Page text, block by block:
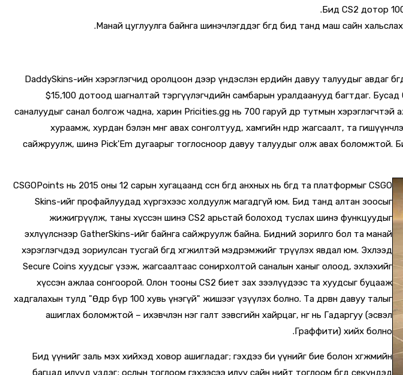
Бид CS2 дотор
Манай цуглуулга байнга шинэчлэгддэг бөгөөд бид танд маш сайн
DaddySkins-ийн хэрэглэгчид оролцоон дээр үндэслэн ердийн давуу талуудыг авдаг
$15,100 дотоод шагналтай тэргүүлэгчдийн самбарын уралдаанууд багтдаг. Бусад
саналуудыг санал болгож чадна, харин Pricities.gg нь 700 гаруй өдөр тутмын
хураамж, хурдан бэлэн мөнгө авах сонголтууд, хамгийн өндөр жагсаалт, та
сайжруулж, шинэ Pick'Em дугаарыг тоглосноор давуу талуудыг олж авах боломжтой.
CSGOPoints нь 2015 оны 12 сарын хугацаанд өссөн бөгөөд анхных нь бөгөөд та платформыг CSGO
Skins-ийг профайлуудад хүргэхээс холдуулж магадгүй юм. Бид танд алтан зоосыг
жижигрүүлж, таны хүссэн шинэ CS2 арьстай болоход туслах шинэ функцуудыг
эхлүүлснээр GatherSkins-ийг байнга сайжруулж байна. Бидний зорилго бол та манай
хэрэглэгчдэд зориулсан тусгай бөгөөд хөгжилтэй мэдрэмжийг төрүүлэх явдал юм. Эхлээд
Secure Coins хуудсыг үзэж, жагсаалтаас сонирхолтой саналын ханыг олоод, эхлэхийг
хүссэн ажлаа сонгоорой. Олон тооны CS2 биет зах зээлүүдээс та хуудсыг буцааж
хадгалахын тулд "Өдөр бүр 100 хувь үнэгүй" жишээг үзүүлэх болно. Та дөрвөн давуу талыг
ашиглах боломжтой – ихэвчлэн нэг галт зэвсгийн хайрцаг, нөгөө нь Гадаргуу (эсвэл
Граффити) хийх болно.
Бид үүнийг заль мэх хийхэд ховор ашигладаг; гэхдээ би үүнийг бие болон хөгжмийн
багцад илүүд үздэг; ослын тоглоом гэхээсээ илүү сайн нийт тоглоом бөгөөд секундэд